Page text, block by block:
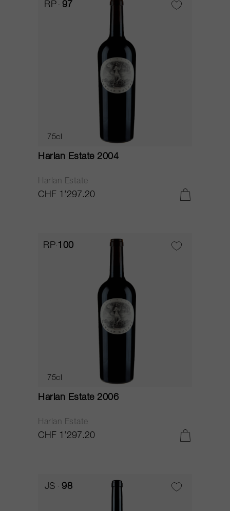
RP 97
75cl
Harlan Estate 2004
Harlan Estate
CHF 1’297.20
RP 100
75cl
Harlan Estate 2006
Harlan Estate
CHF 1’297.20
JS 98